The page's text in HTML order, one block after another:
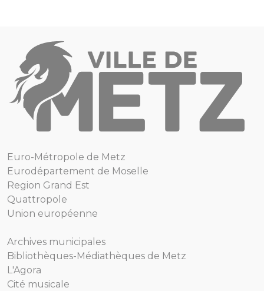
Euro-Métropole de Metz
Eurodépartement de Moselle
Region Grand Est
Quattropole
Union européenne
Archives municipales
Bibliothèques-Médiathèques de Metz
L'Agora
Cité musicale